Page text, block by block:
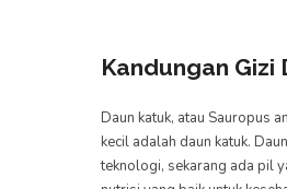
Kandungan Gizi
Daun katuk, atau Sauropus
kecil adalah daun katuk.
teknologi, sekarang ada pil